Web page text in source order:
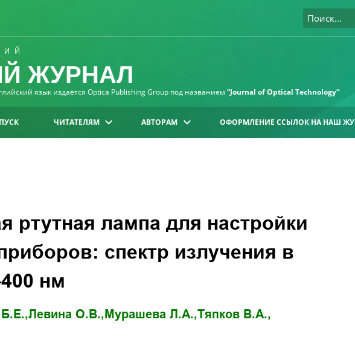
ЖУРНАЛ
язык издаётся Optica Publishing Group под названием “Journal of Optical Technology“
ЧИТАТЕЛЯМ АВТОРАМ ОФОРМЛЕНИЕ ССЫЛОК НА НАШ
ртутная лампа для настройки
спектр излучения в
нм
Левина О.В., Мурашева Л.А.,Тяпков В.А.,